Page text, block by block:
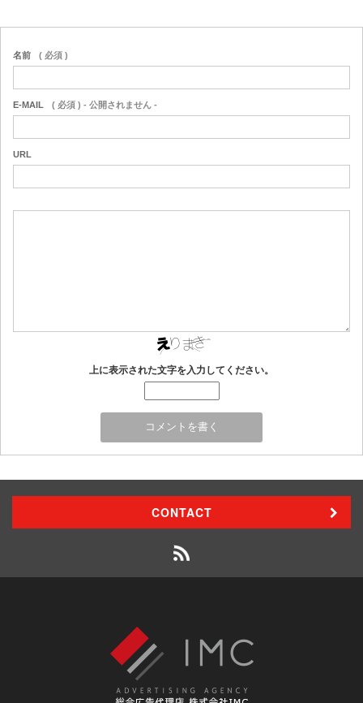
名前 ( 必須 )
E-MAIL ( 必須 ) - 公開されません -
URL
上に表示された文字を入力してください。
CONTACT